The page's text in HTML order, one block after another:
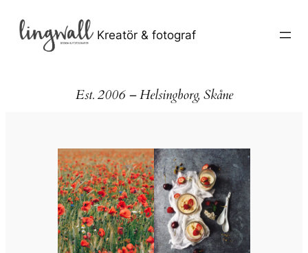
innehåll
Kreatör & fotograf
Est. 2006 – Helsingborg, Skåne